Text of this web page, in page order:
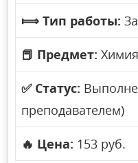
⟾ Тип работы:
📕 Предмет: Химия
✅ Статус:
преподавателем)
🔥 Цена: 153 руб.